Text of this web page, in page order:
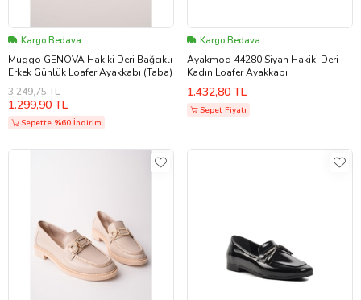
Kargo Bedava
Muggo GENOVA Hakiki Deri Bağcıklı
Erkek Günlük Loafer Ayakkabı (Taba)
3.249,75 TL
1.299,90 TL
Sepette %60 İndirim
Kargo Bedava
Ayakmod 44280 Siyah Hakiki Deri
Kadın Loafer Ayakkabı
1.432,80 TL
Sepet Fiyatı